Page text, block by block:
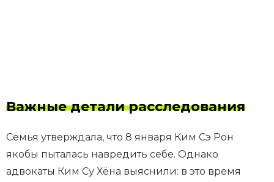
Важные детали расследования
Семья утверждала, что 8 января Ким Сэ Рон
якобы пыталась навредить себе. Однако
адвокаты Ким Су Хёна выяснили: в это время